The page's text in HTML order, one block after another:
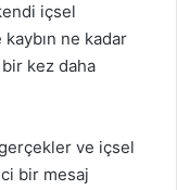
içsel
ne kadar
kez daha
ve içsel
bir mesaj